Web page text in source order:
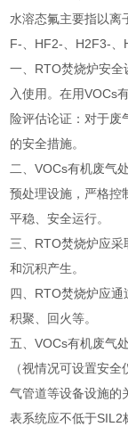
水溶态氟主要指以离
F-、HF2-、H2F3-
一、RTO焚烧炉安全
入使用。在用VOCs
险评估论证：对于废
的安全措施。
二、VOCs有机废气
预处理设施，严格控
平稳、安全运行。
三、RTO焚烧炉应
和沉积产生。
四、RTO焚烧炉应
积聚、回火等。
五、VOCs有机废气
（视情况可设置安
气管道等设备设施的
表系统应不低于SIL2